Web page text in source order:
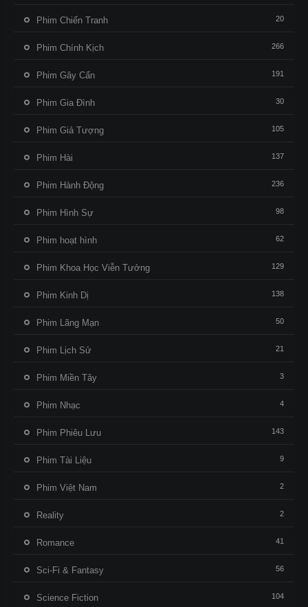
Phim Chiến Tranh 20
Phim Chính Kịch 266
Phim Gây Cấn 191
Phim Gia Đình 30
Phim Giả Tượng 105
Phim Hài 137
Phim Hành Động 236
Phim Hình Sự 98
Phim hoạt hình 62
Phim Khoa Học Viễn Tưởng 129
Phim Kinh Dị 138
Phim Lãng Mạn 50
Phim Lịch Sử 21
Phim Miền Tây 3
Phim Nhạc 4
Phim Phiêu Lưu 143
Phim Tài Liệu 9
Phim Việt Nam 2
Reality 2
Romance 41
Sci-Fi & Fantasy 56
Science Fiction 104